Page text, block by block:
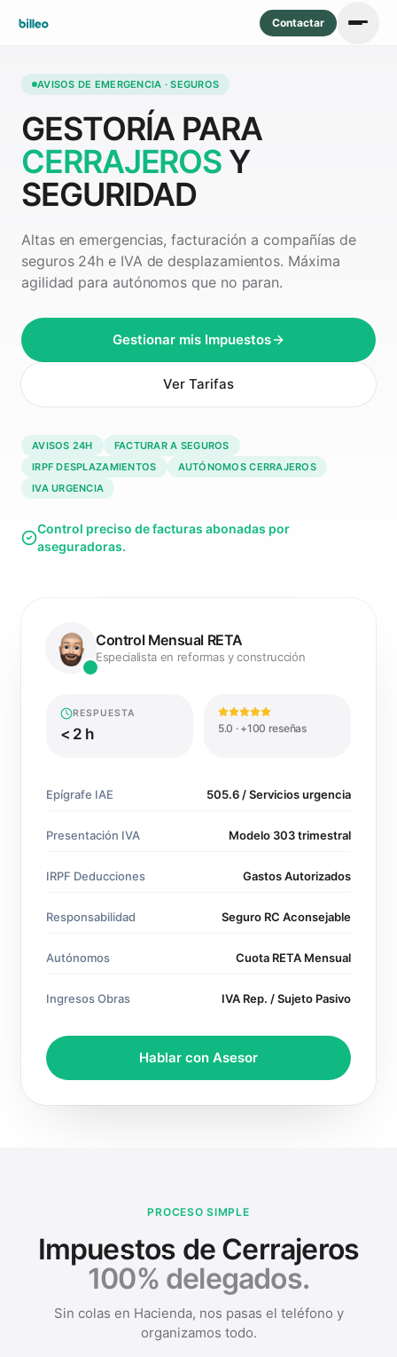
Contactar
AVISOS DE EMERGENCIA · SEGUROS
GESTORÍA PARA
CERRAJEROS Y
SEGURIDAD
Altas en emergencias, facturación a compañías de
seguros 24h e IVA de desplazamientos. Máxima
agilidad para autónomos que no paran.
Gestionar mis Impuestos
Ver Tarifas
AVISOS 24H
FACTURAR A SEGUROS
IRPF DESPLAZAMIENTOS
AUTÓNOMOS CERRAJEROS
IVA URGENCIA
Control preciso de facturas abonadas por
aseguradoras.
Control Mensual RETA
Especialista en reformas y construcción
RESPUESTA
< 2 h 5.0 · +100 reseñas
Epígrafe IAE 505.6 / Servicios urgencia
Presentación IVA Modelo 303 trimestral
IRPF Deducciones Gastos Autorizados
Responsabilidad Seguro RC Aconsejable
Autónomos Cuota RETA Mensual
Ingresos Obras IVA Rep. / Sujeto Pasivo
Hablar con Asesor
PROCESO SIMPLE
Impuestos de Cerrajeros
100% delegados.
Sin colas en Hacienda, nos pasas el teléfono y
organizamos todo.